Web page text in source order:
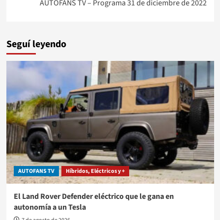
AUTOFANS TV – Programa 31 de diciembre de 2022
Seguí leyendo
AUTOFANS TV Híbridos, Eléctricos y +
El Land Rover Defender eléctrico que le gana en
autonomía a un Tesla